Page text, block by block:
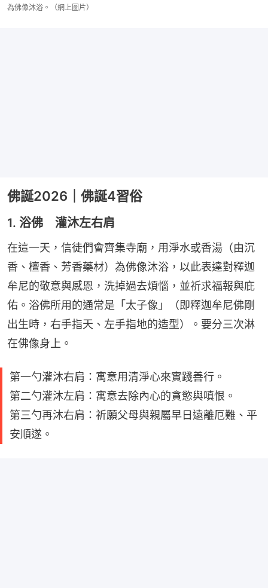
為佛像沐浴。（網上圖片）
佛誕2026｜佛誕4習俗
1. 浴佛 灌沐左右肩
在這一天，信徒們會齊集寺廟，用淨水或香湯（由沉
香、檀香、芳香藥材）為佛像沐浴，以此表達對釋迦
牟尼的敬意與感恩，洗掉過去煩惱，並祈求福報與庇
佑。浴佛所用的通常是「太子像」（即釋迦牟尼佛剛
出生時，右手指天、左手指地的造型）。要分三次淋
在佛像身上。
第一勺灌沐右肩：寓意用清淨心來實踐善行。
第二勺灌沐左肩：寓意去除內心的貪慾與嗔恨。
第三勺再沐右肩：祈願父母與親屬早日遠離厄難、平
安順遂。